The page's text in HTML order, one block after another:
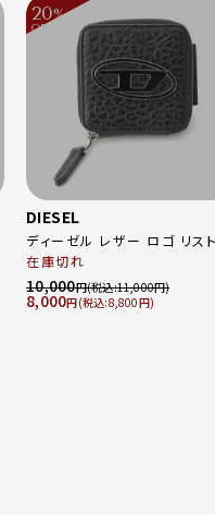
20%
OFF
DIESEL
ディーゼル レザー ロゴ リス
ンド付き コインケース 小銭入れ
ブラック
在庫切れ
10,000円 11,000
8,000円 8,800